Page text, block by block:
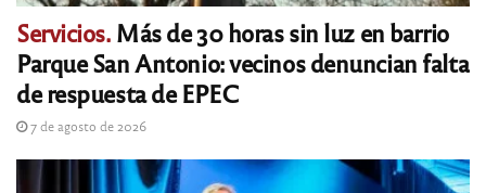
Servicios.Más de 30 horas sin luz en barrio
Parque San Antonio: vecinos denuncian falta
de respuesta de EPEC
7 de agosto de 2026